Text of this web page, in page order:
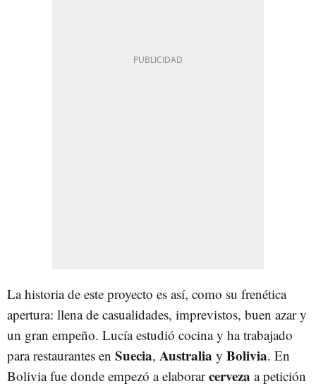
La historia de este proyecto es así, como su frenética
apertura: llena de casualidades, imprevistos, buen azar y
un gran empeño. Lucía estudió cocina y ha trabajado
para restaurantes en Suecia, Australia y Bolivia. En
Bolivia fue donde empezó a elaborarcerveza a petición